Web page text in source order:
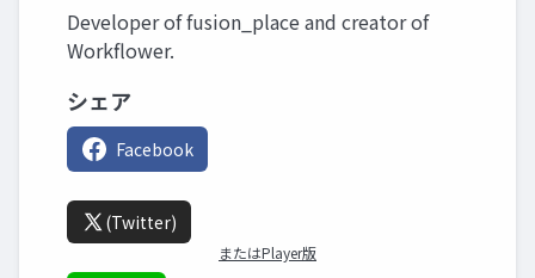
Developer of fusion_place and creator of
Workflower.
シェア
Facebook
(Twitter)
またはPlayer版